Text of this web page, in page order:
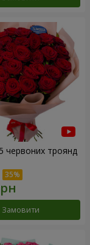
червоних троянд
Замовити